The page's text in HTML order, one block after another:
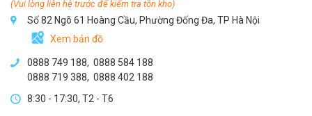
TheoLuu Phong
8 năm trước
Kieu dep va em chan nhung van an toan, khong the yeu cau gi hon
o mot doi giay bao ho
Thành Triều
Kiểu dáng thời trang, chất lượng tốt giống như các sản phẩm khác
(Vui lòng liên hệ trước để kiểm tra tồn kho)
Số 82 Ngõ 61 Hoàng Cầu, Phường Đống Đa, TP Hà Nội
Xem bản đồ
0888 749 188, 0888 584 188
0888 719 388, 0888 402 188
8:30 - 17:30, T2 - T6